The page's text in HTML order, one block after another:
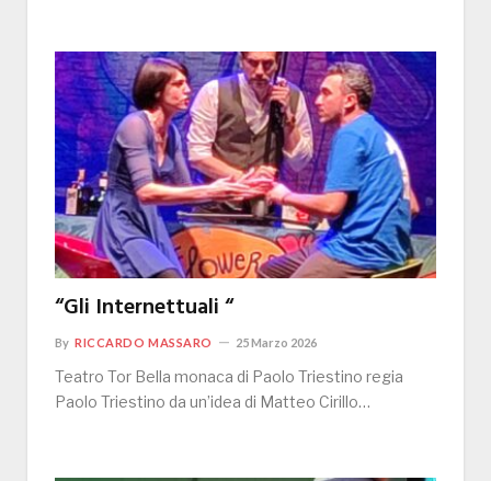
“Gli Internettuali “
By RICCARDO MASSARO 25 Marzo 2026
Teatro Tor Bella monaca di Paolo Triestino regia
Paolo Triestino da un’idea di Matteo Cirillo…